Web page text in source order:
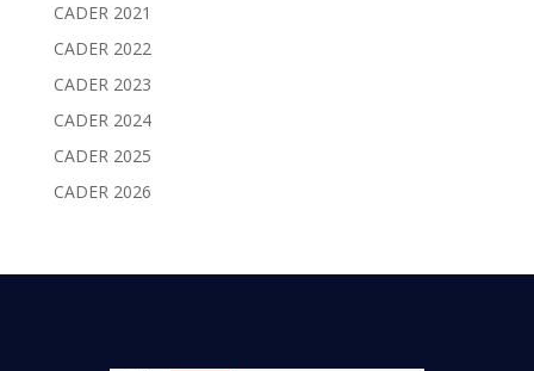
CADER 2021
CADER 2022
CADER 2023
CADER 2024
CADER 2025
CADER 2026